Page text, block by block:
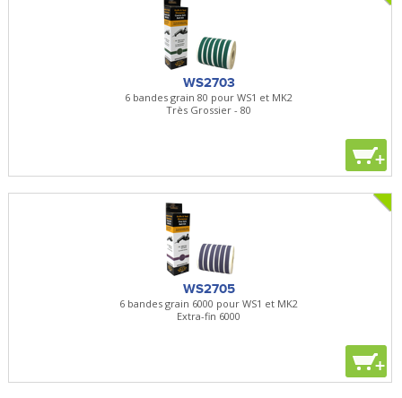
WS2703
6 bandes grain 80 pour WS1 et MK2
Très Grossier - 80
+
WS2705
6 bandes grain 6000 pour WS1 et MK2
Extra-fin 6000
+